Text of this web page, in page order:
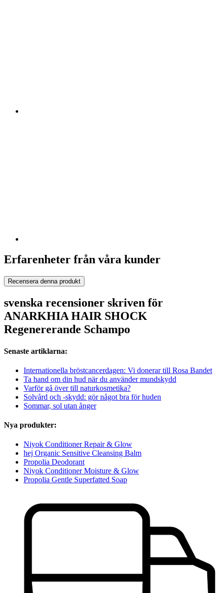
Erfarenheter från våra kunder
Recensera denna produkt
svenska recensioner skriven för
ANARKHIA HAIR SHOCK
Regenererande Schampo
Senaste artiklarna:
Internationella bröstcancerdagen: Vi donerar till Rosa Bandet
Ta hand om din hud när du använder mundskydd
Varför gå över till naturkosmetika?
Solvård och -skydd: gör något bra för huden
Sommar, sol utan ånger
Nya produkter:
Niyok Conditioner Repair & Glow
hej Organic Sensitive Cleansing Balm
Propolia Deodorant
Niyok Conditioner Moisture & Glow
Propolia Gentle Superfatted Soap